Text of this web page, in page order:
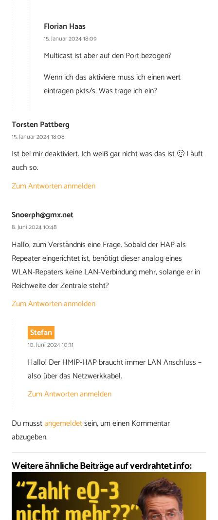
Florian Haas
15. Januar 2024 18:09
Multicast ist aber auf den Port bezogen?
Wenn ich das aktiviere muss ich einen wert
eintragen pkts/s. Was trage ich ein?
Torsten Pattberg
15. Januar 2024 18:08
Ist bei mir deaktiviert. Ich weiß gar nicht was das ist 🙂 Läuft
auch so.
Zum Antworten anmelden
Snoerph@gmx.net
8. Juni 2024 10:48
Hallo, zum Verständnis eine Frage. Sobald der HAP als
Repeater eingerichtet ist, benötigt dieser analog eines
WLAN-Repaters keine LAN-Verbindung mehr, solange er in
Reichweite der Zentrale steht?
Zum Antworten anmelden
Stefan
10. Juni 2024 10:31
Hallo! Der HMIP-HAP braucht immer LAN Anschluss –
also über das Netzwerkkabel.
Zum Antworten anmelden
Du musstangemeldetsein, um einen Kommentar
abzugeben.
Weitere ähnliche Beiträge auf verdrahtet.info: